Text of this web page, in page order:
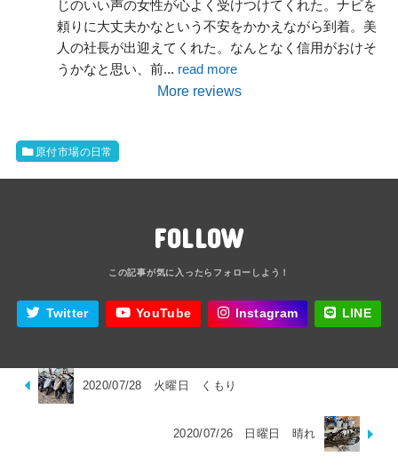
じのいい声の女性が心よく受けつけてくれた。ナビを
頼りに大丈夫かなという不安をかかえながら到着。美
人の社長が出迎えてくれた。なんとなく信用がおけそ
うかなと思い、前... read more
More reviews
原付市場の日常
FOLLOW
Twitter YouTube Instagram LINE
2020/07/28 火曜日 くもり
2020/07/26 日曜日 晴れ